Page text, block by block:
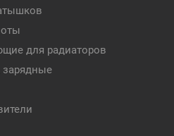
для радиаторов
зарядные